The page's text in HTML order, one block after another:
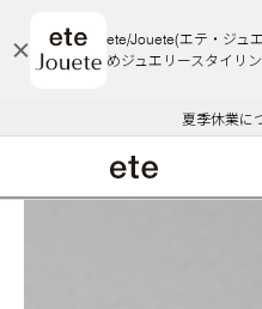
ete/Jouete(エテ・ジュ
めジュエリースタイリン
エコラッピング及び
ご注文いただいたお
夏季休業に
WEB採用
悪質な偽サイ
エコラッピング及び
ご注文いただいたお